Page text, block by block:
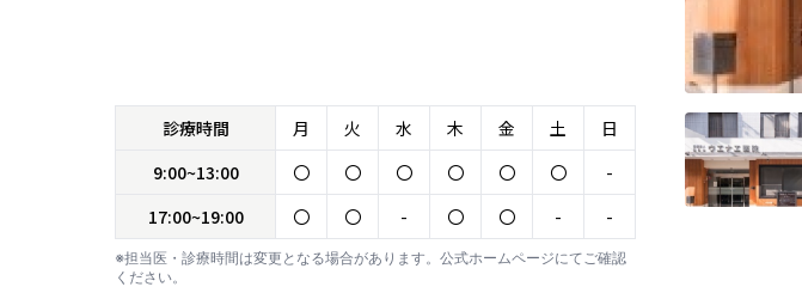
診療時間 月 火 水 木 金 土
日
9:00~13:00
〇 〇 〇 〇 〇 〇
-
17:00~19:00
〇 〇 - 〇 〇 - -
※担当医・診療時間は変更となる場合があります。公式ホームページにてご確認
ください。